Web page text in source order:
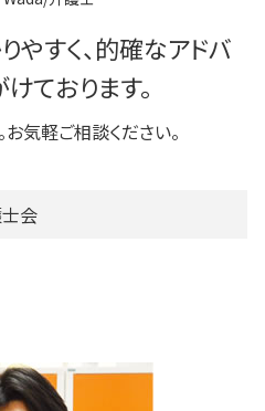
すく、的確なアドバ
ております。
気軽ご相談ください。
会